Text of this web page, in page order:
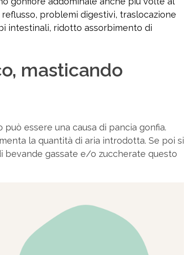
problemi digestivi, traslocazione
intestinali, ridotto assorbimento di
masticando
essere una causa di pancia gonfia.
la quantità di aria introdotta. Se poi si
bevande gassate e/o zuccherate questo